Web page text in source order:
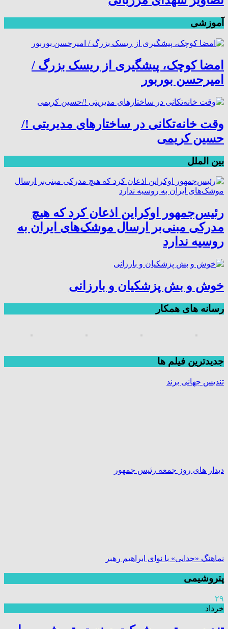
آموزشی
امضا کوچک، پیشگیری از ریسک بزرگ /
امیرحسن بوربور
وقت خانه‌تکانی در ساختارهای مدیریتی !/
حسین کریمی
بین الملل
رئیس‌جمهور اوکراین اذعان کرد که هیچ
مدرکی مبنی‌بر ارسال موشک‌های ایران به
روسیه ندارد
خوش و بش پزشکیان و بارزانی
رسانه های همکار
جديدترين فیلم ها
تندیس جهانی برند
دیدار های روز جمعه رئیس جمهور
نماهنگ «جدایی» با نوای ابراهیم رهبر
پتروشیمی
۲۹
خرداد